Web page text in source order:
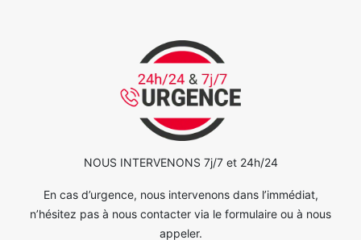
NOUS INTERVENONS 7j/7 et 24h/24
En cas d’urgence, nous intervenons dans l’immédiat,
n’hésitez pas à nous contacter via le formulaire ou à nous
appeler.